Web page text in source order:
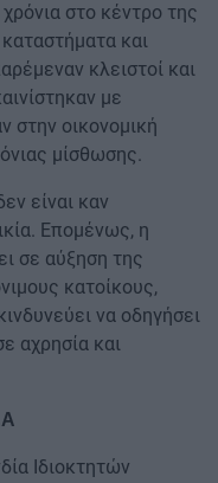
στο κέντρο της
και
κλειστοί και
με
στην οικονομική
μίσθωσης.
είναι καν
Επομένως, η
σε αύξηση της
κατοίκους,
να οδηγήσει
αχρησία και
Ιδιοκτητών